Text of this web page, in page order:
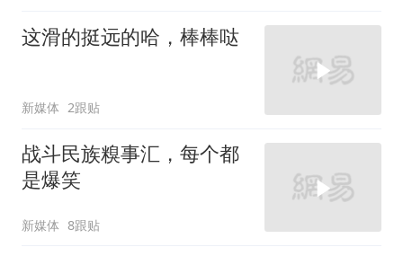
这滑的挺远的哈，棒棒哒
新媒体 2跟贴
战斗民族糗事汇，每个都
是爆笑
新媒体 8跟贴